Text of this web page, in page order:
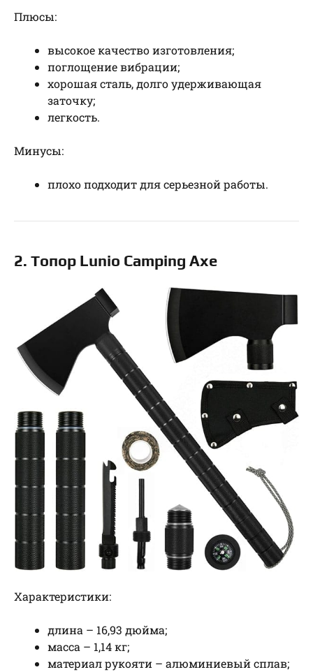
Плюсы:
высокое качество изготовления;
поглощение вибрации;
хорошая сталь, долго удерживающая
заточку;
легкость.
Минусы:
плохо подходит для серьезной работы.
2. Топор Lunio Camping Axe
Характеристики:
длина – 16,93 дюйма;
масса – 1,14 кг;
материал рукояти – алюминиевый сплав;